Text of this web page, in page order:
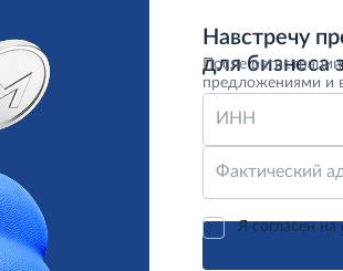
Навстречу
для бизнеса
После
предложениями и
ИНН
Фактический
Я согласен на